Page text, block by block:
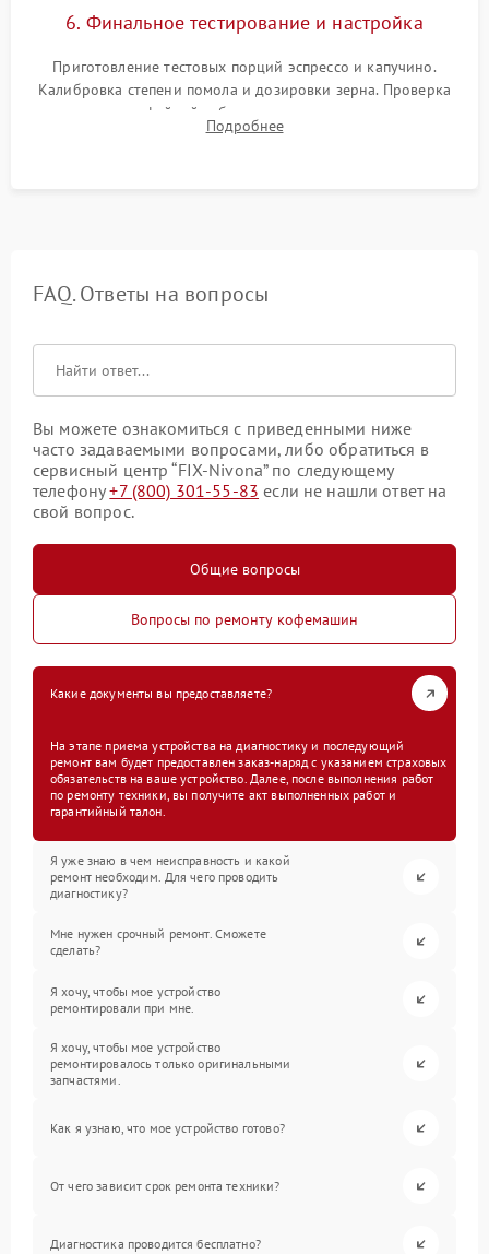
6. Финальное тестирование и настройка
Приготовление тестовых порций эспрессо и капучино.
Калибровка степени помола и дозировки зерна. Проверка
плотности кофейной таблетки, температуры напитка и
качества молочной пены. Контроль отсутствия посторонних
Подробнее
FAQ. Ответы на вопросы
Вы можете ознакомиться с приведенными ниже
часто задаваемыми вопросами, либо обратиться в
сервисный центр “FIX-Nivona” по следующему
телефону+7 (800) 301-55-83 если не нашли ответ на
свой вопрос.
Общие вопросы
Вопросы по ремонту кофемашин
Какие документы вы предоставляете?
На этапе приема устройства на диагностику и последующий
ремонт вам будет предоставлен заказ-наряд с указанием страховых
обязательств на ваше устройство. Далее, после выполнения работ
по ремонту техники, вы получите акт выполненных работ и
гарантийный талон.
Я уже знаю в чем неисправность и какой
ремонт необходим. Для чего проводить
диагностику?
Мне нужен срочный ремонт. Сможете
сделать?
Я хочу, чтобы мое устройство
ремонтировали при мне.
Я хочу, чтобы мое устройство
ремонтировалось только оригинальными
запчастями.
Как я узнаю, что мое устройство готово?
От чего зависит срок ремонта техники?
Диагностика проводится бесплатно?